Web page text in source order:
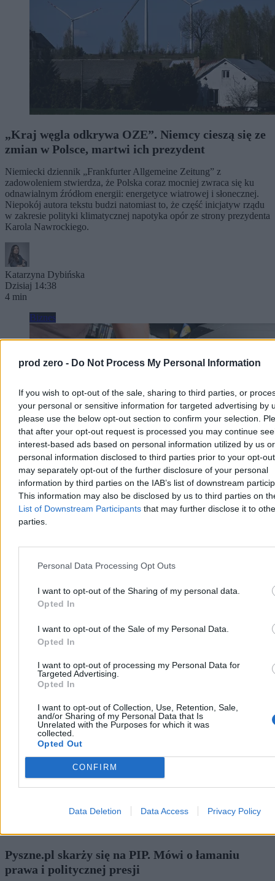
prod zero - Do Not Process My Personal Information
If you wish to opt-out of the sale, sharing to third parties, or
your personal or sensitive information for targeted advertising by
please use the below opt-out section to confirm your selection.
that after your opt-out request is processed you may continue
interest-based ads based on personal information utilized by us or
personal information disclosed to third parties prior to your opt-
may separately opt-out of the further disclosure of your personal
information by third parties on the IAB’s list of downstream
This information may also be disclosed by us to third parties on
List of Downstream Participants that may further disclose it to
parties.
Personal Data Processing Opt Outs
I want to opt-out of the Sharing of my personal data.
Opted In
I want to opt-out of the Sale of my Personal Data.
Opted In
I want to opt-out of processing my Personal Data for
Targeted Advertising.
Opted In
I want to opt-out of Collection, Use, Retention, Sale,
and/or Sharing of my Personal Data that Is
Unrelated with the Purposes for which it was
collected.
Opted Out
CONFIRM
Data Deletion Data Access Privacy Policy
„Kraj węgla odkrywa OZE”. Niemcy cieszą się ze
zmian w Polsce, martwi ich prezydent
Niemiecki dziennik „Frankfurter Allgemeine Zeitung” z
zadowoleniem stwierdza, że Polska coraz mocniej zwraca się ku
odnawialnym źródłom energii: energetyce wiatrowej i słonecznej.
Niepokój autora tekstu budzi natomiast to, że część inicjatyw rządu
w zakresie polityki klimatycznej napotyka opór ze strony prezydenta
Karola Nawrockiego.
Katarzyna Dybińska
Dzisiaj 14:38
4 min
Biznes
Może być taniej na stacjach. Jest nowa prognoza
cen paliw
W pierwszym tygodniu sierpnia spadły hurtowe ceny paliw.
stacjach – i to już w najbliższych dniach.
Dzisiaj 14:19
Biznes
Pyszne.pl skarży się na PIP. Mówi o łamaniu
prawa i politycznej presji